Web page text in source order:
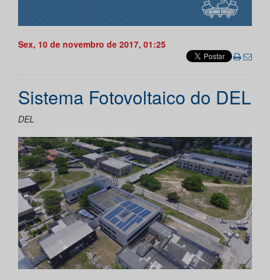
Sex, 10 de novembro de 2017, 01:25
Sistema Fotovoltaico do DEL
DEL